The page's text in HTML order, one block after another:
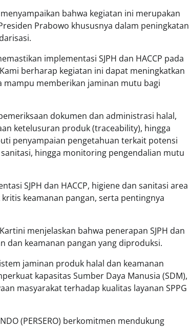
menyampaikan bahwa kegiatan ini merupakan
Prabowo khususnya dalam peningkatan
implementasi SJPH dan HACCP pada
berharap kegiatan ini dapat meningkatkan
mampu memberikan jaminan mutu bagi
dokumen dan administrasi halal,
ketelusuran produk (traceability), hingga
penyampaian pengetahuan terkait potensi
hingga monitoring pengendalian mutu
SJPH dan HACCP, higiene dan sanitasi area
keamanan pangan, serta pentingnya
menjelaskan bahwa penerapan SJPH dan
dan keamanan pangan yang diproduksi.
jaminan produk halal dan keamanan
kapasitas Sumber Daya Manusia (SDM),
masyarakat terhadap kualitas layanan SPPG
(PERSERO) berkomitmen mendukung